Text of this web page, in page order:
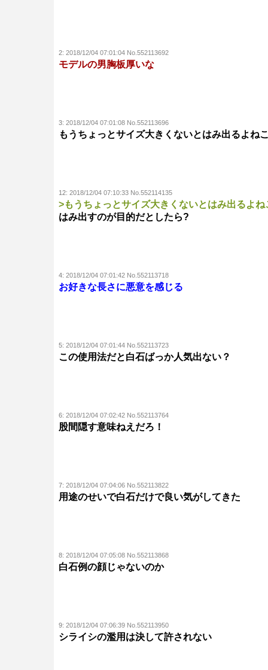
2: 2018/12/04 07:01:04 No.552113692
モデルの男胸板厚いな
3: 2018/12/04 07:01:08 No.552113696
もうちょっとサイズ大きくないとはみ出るよね
12: 2018/12/04 07:10:33 No.552114135
>もうちょっとサイズ大きくないとはみ出るよね
はみ出すのが目的だとしたら?
4: 2018/12/04 07:01:42 No.552113718
お好きな長さに悪意を感じる
5: 2018/12/04 07:01:44 No.552113723
この使用法だと白石ばっか人気出ない？
6: 2018/12/04 07:02:42 No.552113764
股間隠す意味ねえだろ！
7: 2018/12/04 07:04:06 No.552113822
用途のせいで白石だけで良い気がしてきた
8: 2018/12/04 07:05:08 No.552113868
白石例の顔じゃないのか
9: 2018/12/04 07:06:39 No.552113950
シライシの濫用は決して許されない